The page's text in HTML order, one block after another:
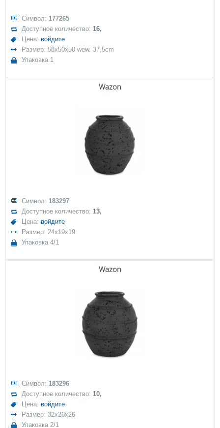
Символ: 177265
Доступное количество:16,
Цена: войдите
Размер: 58x50x50 wew. 37,5cm
Упаковка 1
Wazon
Символ: 183297
Доступное количество:13,
Цена: войдите
Размер: 24x19x19
Упаковка 4/1
Wazon
Символ: 183296
Доступное количество:10,
Цена: войдите
Размер: 32x26x26
Упаковка 2/1